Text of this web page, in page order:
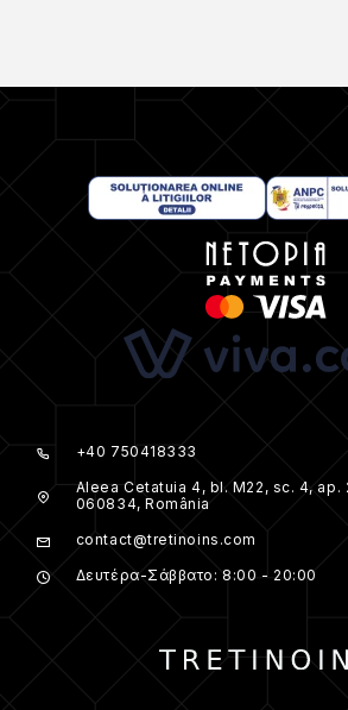
+40 750418333
Aleea Cetatuia 4, bl. M22, sc. 4, ap.
060834, România
contact@tretinoins.com
Δευτέρα-Σάββατο: 8:00 - 20:00